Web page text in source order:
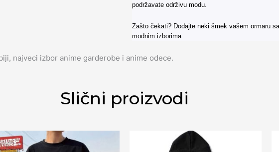
podržavate održivu modu.
Zašto čekati? Dodajte neki šmek vašem ormaru
modnim izborima.
najveci izbor anime garderobe i anime odece.
Slični proizvodi